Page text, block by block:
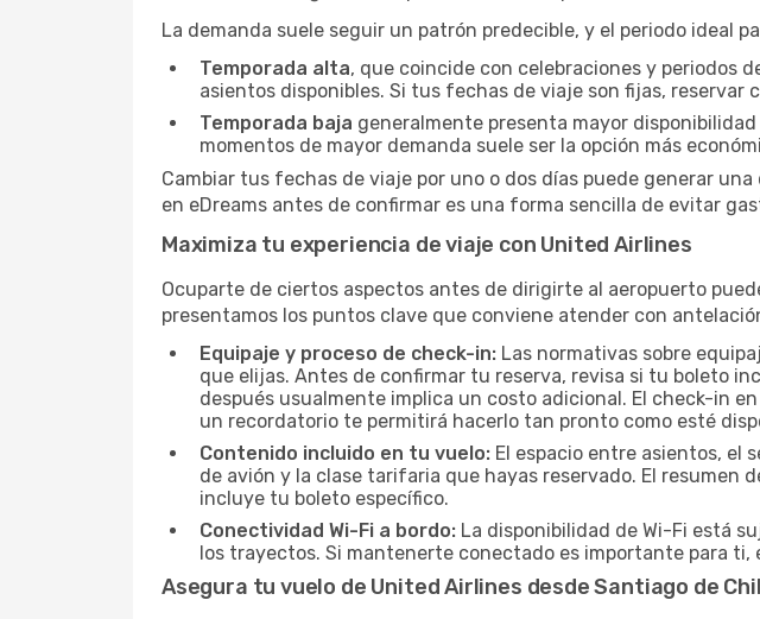
La demanda suele seguir un patrón predecible, y el periodo ideal
Temporada alta, que coincide con celebraciones y periodos
asientos disponibles. Si tus fechas de viaje son fijas,
Temporada baja generalmente presenta mayor
momentos de mayor demanda suele ser la opción más
Cambiar tus fechas de viaje por uno o dos días puede generar
en eDreams antes de confirmar es una forma sencilla de evitar
Maximiza tu experiencia de viaje con United Airlines
Ocuparte de ciertos aspectos antes de dirigirte al aeropuerto
presentamos los puntos clave que conviene atender con
Equipaje y proceso de check-in: Las normativas sobre
que elijas. Antes de confirmar tu reserva, revisa si tu boleto
después usualmente implica un costo adicional. El check-in
un recordatorio te permitirá hacerlo tan pronto como esté
Contenido incluido en tu vuelo: El espacio entre asientos, el
de avión y la clase tarifaria que hayas reservado. El
incluye tu boleto específico.
Conectividad Wi-Fi a bordo: La disponibilidad de Wi-Fi está
los trayectos. Si mantenerte conectado es importante para
Asegura tu vuelo de United Airlines desde Santiago de